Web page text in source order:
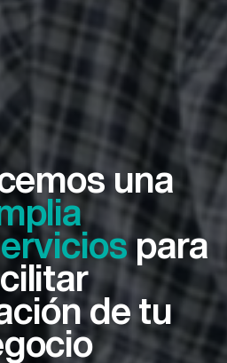
una
para
de tu